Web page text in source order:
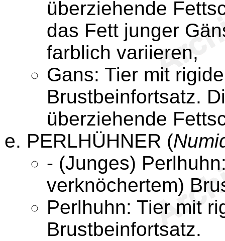
überziehende
das Fett junger
farblich variieren,
Gans: Tier mit
Brustbeinfortsatz.
überziehende
PERLHÜHNER (
- (Junges)
verknöchertem)
Perlhuhn: Tier mit
Brustbeinfortsatz.